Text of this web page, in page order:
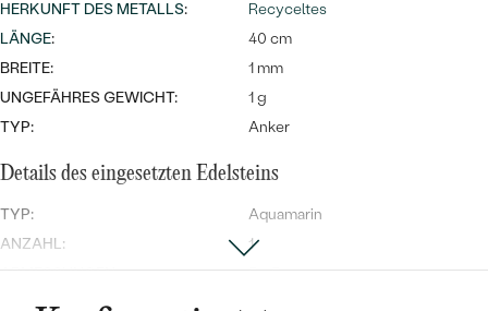
Wave Kollektion
Halsketten
ANSEHEN
ANSEHEN
HERKUNFT DES METALLS:
Recyceltes
LÄNGE:
40 cm
BREITE:
1 mm
UNGEFÄHRES GEWICHT:
1 g
TYP:
Anker
Details des eingesetzten Edelsteins
TYP:
Aquamarin
ANZAHL:
1
ABMESSUNGEN:
5 x 5 mm
FARBE: